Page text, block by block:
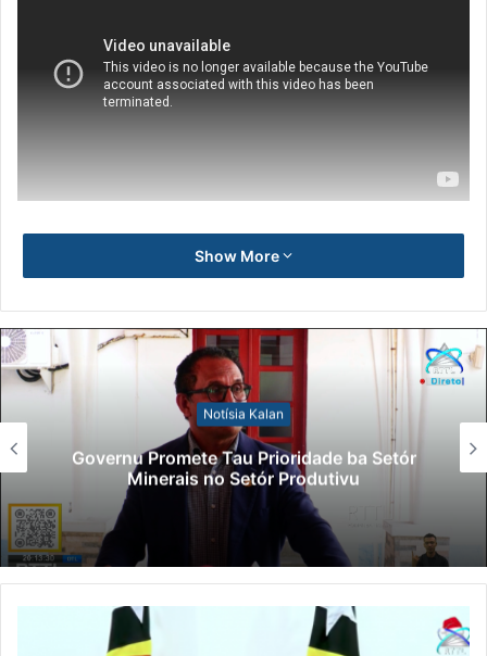
Show More
Notísia Kalan
Lei Siberseguransa Ajuda Autoridade
Polisiál Kaptura Autór Kriminozu ho
Paradeiru Iha Estranjeiru